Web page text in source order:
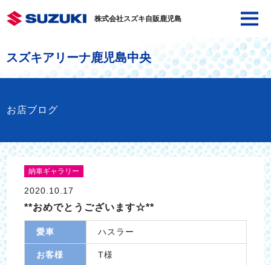
株式会社スズキ自販鹿児島
スズキアリーナ鹿児島中央
お店ブログ
納車ギャラリー
2020.10.17
**おめでとうございます☆**
愛車 ハスラー
お客様 T様